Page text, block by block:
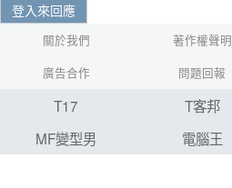
登入來回應
關於我們 著作權聲明
廣告合作
問題回報
T17 T客邦
MF變型男
電腦王